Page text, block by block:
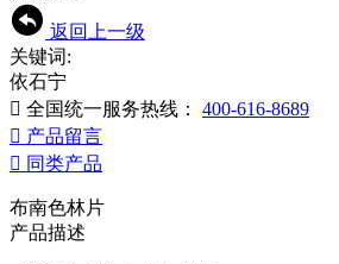
返回上一级
关键词:
依石宁
 全国统一服务热线： 400-616-8689
 产品留言
 同类产品
布南色林片
产品描述